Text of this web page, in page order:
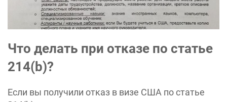
Что делать при отказе по статье
214(b)?
Если вы получили отказ в визе США по статье